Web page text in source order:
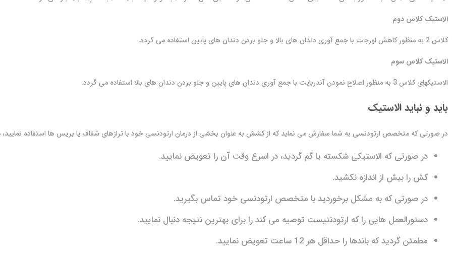
الاستیک کلاس دوم
کلاس 2 به منظور کاهش اورجت با جمع آوری دندان های بالا و جلو بردن دندان های پایین استفاده می گردد.
الاستیک کلاس سوم
الاستیکهای کلاس 3 به منظور اصلاح نمودن آندربایت با جمع آوری دندان های پایین و جلو بردن دندان های بالا استفاده می گردد.
باید و نباید الاستیک
در صورتی که متخصص ارتودنسی به شما سفارش می نماید که از کشش به عنوان بخشی از درمان ارتودنسی خود با ترازهای شفاف یا بریس ها استفاده نمایید،
در صورتی که الاستیکی شکسته یا گم گردید، در اسرع وقت آن را تعویض نمایید.
کش را بیش از اندازه نکشید.
در صورتی که به مشکل برخوردید با متخصص ارتودنسی خود تماس بگیرید.
دستورالعمل هایی را که ارتودنتیست توصیه می کند را برای بهترین نتیجه دنبال نمایید.
مطمئن گردید که باندها را حداقل هر 12 ساعت تعویض نمایید.